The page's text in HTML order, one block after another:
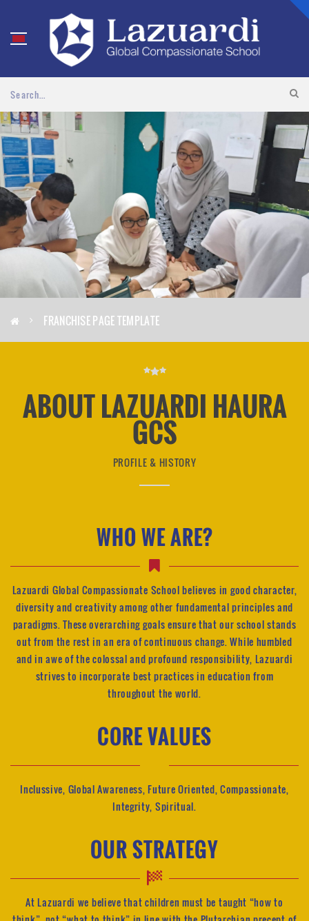
FRANCHISE PAGE TEMPLATE
ABOUT LAZUARDI HAURA
GCS
PROFILE & HISTORY
WHO WE ARE?
Lazuardi Global Compassionate School believes in good character,
diversity and creativity among other fundamental principles and
paradigms. These overarching goals ensure that our school stands
out from the rest in an era of continuous change. While humbled
and in awe of the colossal and profound responsibility, Lazuardi
strives to incorporate best practices in education from
throughout the world.
CORE VALUES
Inclussive, Global Awareness, Future Oriented, Compassionate,
Integrity, Spiritual.
OUR STRATEGY
At Lazuardi we believe that children must be taught “how to